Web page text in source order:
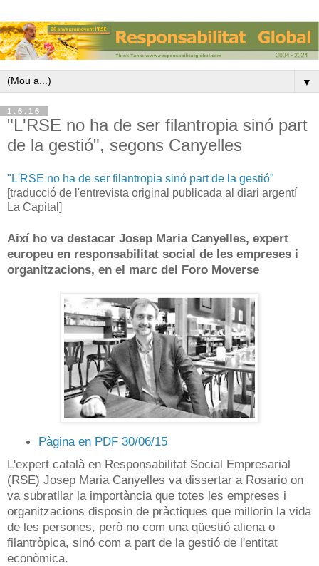
▼
1.6.16
"L'RSE no ha de ser filantropia sinó part
de la gestió", segons Canyelles
"L'RSE no ha de ser filantropia sinó part de la gestió"
[traducció de l'entrevista original publicada al diari argentí
La Capital]
Així ho va destacar Josep Maria Canyelles, expert
europeu en responsabilitat social de les empreses i
organitzacions, en el marc del Foro Moverse
Pàgina en PDF 30/06/15
L'expert català en Responsabilitat Social Empresarial
(RSE) Josep Maria Canyelles va dissertar a Rosario on
va subratllar la importància que totes les empreses i
organitzacions disposin de pràctiques que millorin la vida
de les persones, però no com una qüestió aliena o
filantròpica, sinó com a part de la gestió de l'entitat
econòmica.